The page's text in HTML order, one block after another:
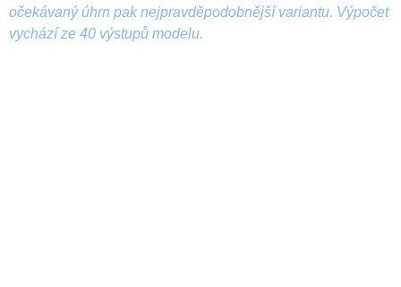
očekávaný úhrn pak nejpravděpodobnější variantu. Výpočet
vychází ze 40 výstupů modelu.